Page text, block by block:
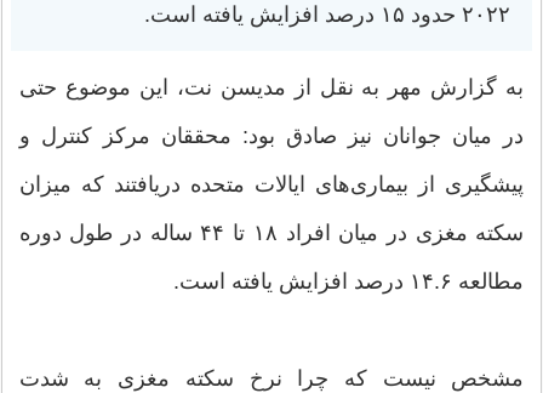
۲۰۲۲ حدود ۱۵ درصد افزایش یافته است.
به گزارش مهر به نقل از مدیسن نت، این موضوع حتی
در میان جوانان نیز صادق بود: محققان مرکز کنترل و
پیشگیری از بیماری‌های ایالات متحده دریافتند که میزان
سکته مغزی در میان افراد ۱۸ تا ۴۴ ساله در طول دوره
مطالعه ۱۴.۶ درصد افزایش یافته است.
مشخص نیست که چرا نرخ سکته مغزی به شدت